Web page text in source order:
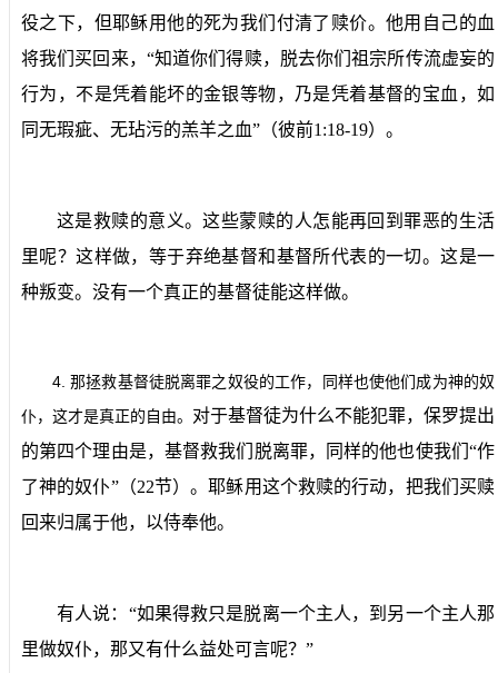
役之下，但耶稣用他的死为我们付清了赎价。他用自己的血
将我们买回来，“知道你们得赎，脱去你们祖宗所传流虚妄的
行为，不是凭着能坏的金银等物，乃是凭着基督的宝血，如
同无瑕疵、无玷污的羔羊之血”（彼前1:18-19）。
这是救赎的意义。这些蒙赎的人怎能再回到罪恶的生活
里呢？这样做，等于弃绝基督和基督所代表的一切。这是一
种叛变。没有一个真正的基督徒能这样做。
4.那拯救基督徒脱离罪之奴役的工作，同样也使他们成为神的奴
仆，这才是真正的自由。 对于基督徒为什么不能犯罪，保罗提出
的第四个理由是，基督救我们脱离罪，同样的他也使我们“作
了神的奴仆”（22节）。耶稣用这个救赎的行动，把我们买赎
回来归属于他，以侍奉他。
有人说：“如果得救只是脱离一个主人，到另一个主人那
里做奴仆，那又有什么益处可言呢？”